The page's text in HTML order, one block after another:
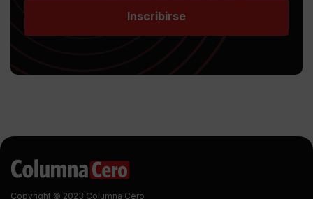
Inscribirse
Copyright © 2023 Columna Cero